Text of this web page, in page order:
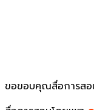
ขอขอบคุณสื่อการสอ